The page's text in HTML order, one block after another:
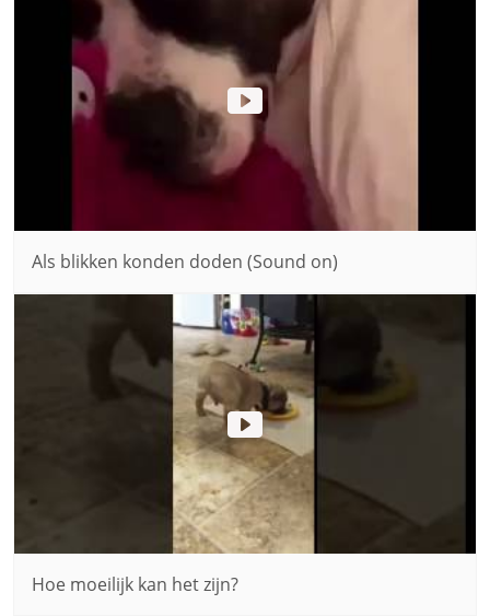
Als blikken konden doden (Sound on)
Hoe moeilijk kan het zijn?